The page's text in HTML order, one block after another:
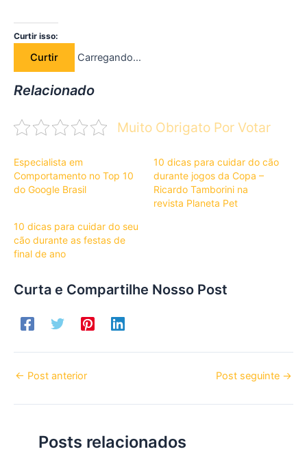
Curtir isso:
Curtir Carregando…
Relacionado
Muito Obrigato Por Votar
Especialista em
Comportamento no Top 10
do Google Brasil
10 dicas para cuidar do cão
durante jogos da Copa –
Ricardo Tamborini na
revista Planeta Pet
10 dicas para cuidar do seu
cão durante as festas de
final de ano
Curta e Compartilhe Nosso Post
← Post anterior Post seguinte →
Posts relacionados